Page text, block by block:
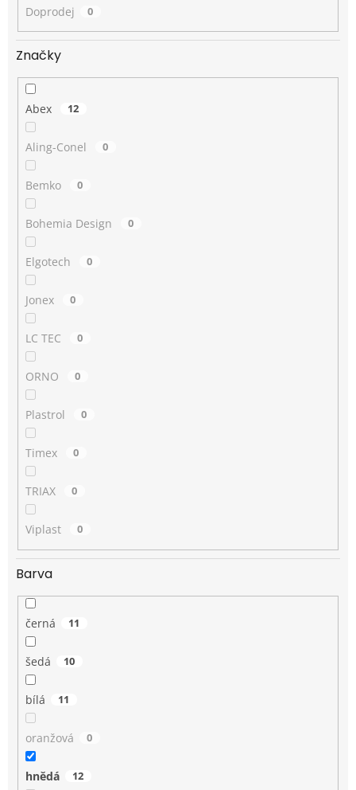
Doprodej 0
Značky
Abex 12
Aling-Conel 0
Bemko 0
Bohemia Design 0
Elgotech 0
Jonex 0
LC TEC 0
ORNO 0
Plastrol 0
Timex 0
TRIAX 0
Viplast 0
Barva
černá 11
šedá 10
bílá 11
oranžová 0
hnědá 12